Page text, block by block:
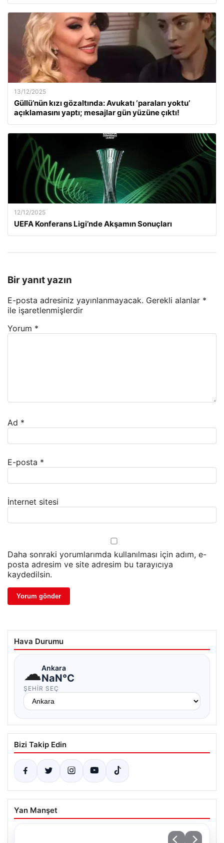
13/12/2025
Güllü’nün kızı gözaltında: Avukatı ‘paraları yoktu’
açıklamasını yaptı; mesajlar gün yüzüne çıktı!
12/12/2025
UEFA Konferans Ligi’nde Akşamın Sonuçları
Bir yanıt yazın
E-posta adresiniz yayınlanmayacak. Gerekli alanlar *
ile işaretlenmişlerdir
Yorum *
Ad *
E-posta *
İnternet sitesi
Daha sonraki yorumlarımda kullanılması için adım, e-
posta adresim ve site adresim bu tarayıcıya
kaydedilsin.
Hava Durumu
☁Ankara
NaN°C
ŞEHIR SEÇ
Bizi Takip Edin
Yan Manşet